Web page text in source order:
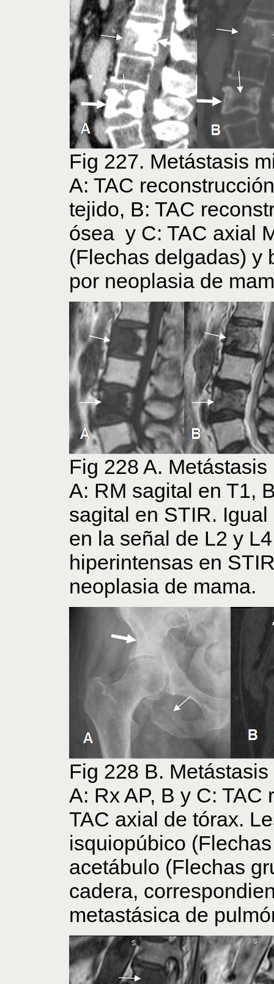
Fig 227. Metástasis
A: TAC
tejido, B: TAC
ósea y C: TAC axial
(Flechas delgadas) y
por neoplasia de
Fig 228 A. Metástasis
A: RM sagital en T1,
sagital en STIR.
en la señal de L2 y
hiperintensas en
neoplasia de mama.
Fig 228 B.
A: Rx AP, B y C:
TAC axial de tórax.
isquiopúbico
acetábulo (Flechas
cadera,
metastásica de